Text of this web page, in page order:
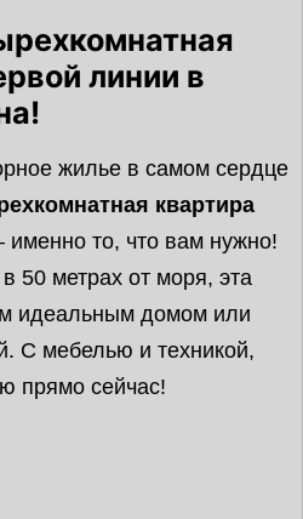
линии в
жилье в самом сердце
квартира
то, что вам нужно!
50 метрах от моря, эта
идеальным домом или
С мебелью и техникой,
прямо сейчас!